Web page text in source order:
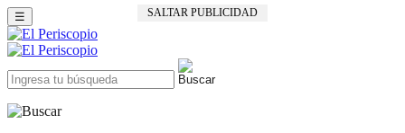
SALTAR PUBLICIDAD
☰